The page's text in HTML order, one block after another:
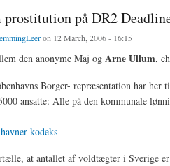
prostitution på DR2
on 12 March, 2006 - 16:15
den anonyme Maj og Arne Ullum,
Borger- repræsentation har her
ansatte: Alle på den kommunale
kodeks
at antallet af voldtægter i Sverige